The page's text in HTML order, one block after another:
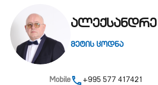
ალექსანდრე
მეტის ცოდნა
Mobile +995 577 417421